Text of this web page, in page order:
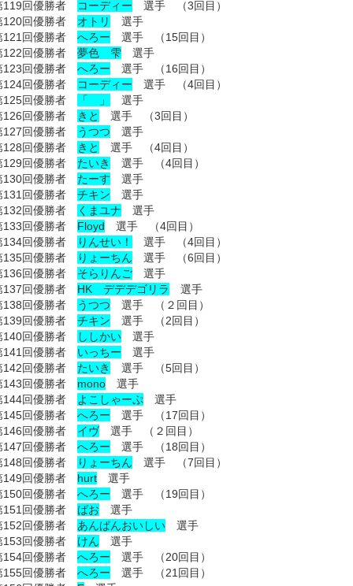
119回優勝者
コーディー 選手 （3回目）
120回優勝者 オトリ
選手
121回優勝者 へろー 選手 （15回目）
122回優勝者 夢色 雫 選手
123回優勝者 へろー 選手 （16回目）
124回優勝者
コーディー 選手 （4回目）
125回優勝者
「 」
選手
126回優勝者
きと
選手 （3回目）
127回優勝者
うつつ 選手
128回優勝者
きと
選手 （4回目）
129回優勝者 たいき
選手 （4回目）
130回優勝者 たーす 選手
131回優勝者 チキン 選手
132回優勝者
くまユナ 選手
133回優勝者 Floyd 選手 （4回目）
134回優勝者
りんせい！ 選手 （4回目）
135回優勝者
りょーちん 選手
（6回目）
136回優勝者 そらりんご 選手
137回優勝者 HK デデデゴリラ
選手
138回優勝者
うつつ 選手 （２回目）
139回優勝者 チキン 選手 （2回目）
140回優勝者
ししかい 選手
141回優勝者 いっちー 選手
142回優勝者 たいき
選手 （5回目）
143回優勝者 mono 選手
144回優勝者
よこしゃーぷ 選手
145回優勝者 へろー 選手 （17回目）
146回優勝者 イヴ 選手 （２回目）
147回優勝者 へろー 選手 （18回目）
148回優勝者
りょーちん 選手 （7回目）
149回優勝者 hurt 選手
150回優勝者 へろー 選手 （19回目）
151回優勝者 ばお 選手
152回優勝者 あんぱんおいしい 選手
153回優勝者 けん 選手
154回優勝者 へろー 選手 （20回目）
155回優勝者 へろー 選手 （21回目）